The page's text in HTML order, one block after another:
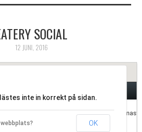
SOCIAL
12 JUNI, 2016
Stjärnkrögaren Marcus Samuelssons
inte in korrekt på sidan.
OK